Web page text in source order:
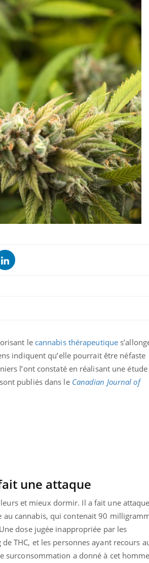
le cannabis thérapeutique
indiquent qu’elle pourrait être néfaste
l’ont constaté en réalisant une
publiés dans le Canadian Journal of
une attaque
et mieux dormir. Il a fait une attaque
cannabis, qui contenait 90
dose jugée inappropriée par les
THC, et les personnes ayant recours
surconsommation a donné à cet homme
: ce
à
en
dans
jours
Mordue par un
barracuda, une
secourue grâce à
réflexe essentiel
Légionellose en
quelle est l’origine
contamination ?
Allergies
une nouvelle
les réactions
rend
reste entourée d'idées reçues chez
patients comme parfois chez les